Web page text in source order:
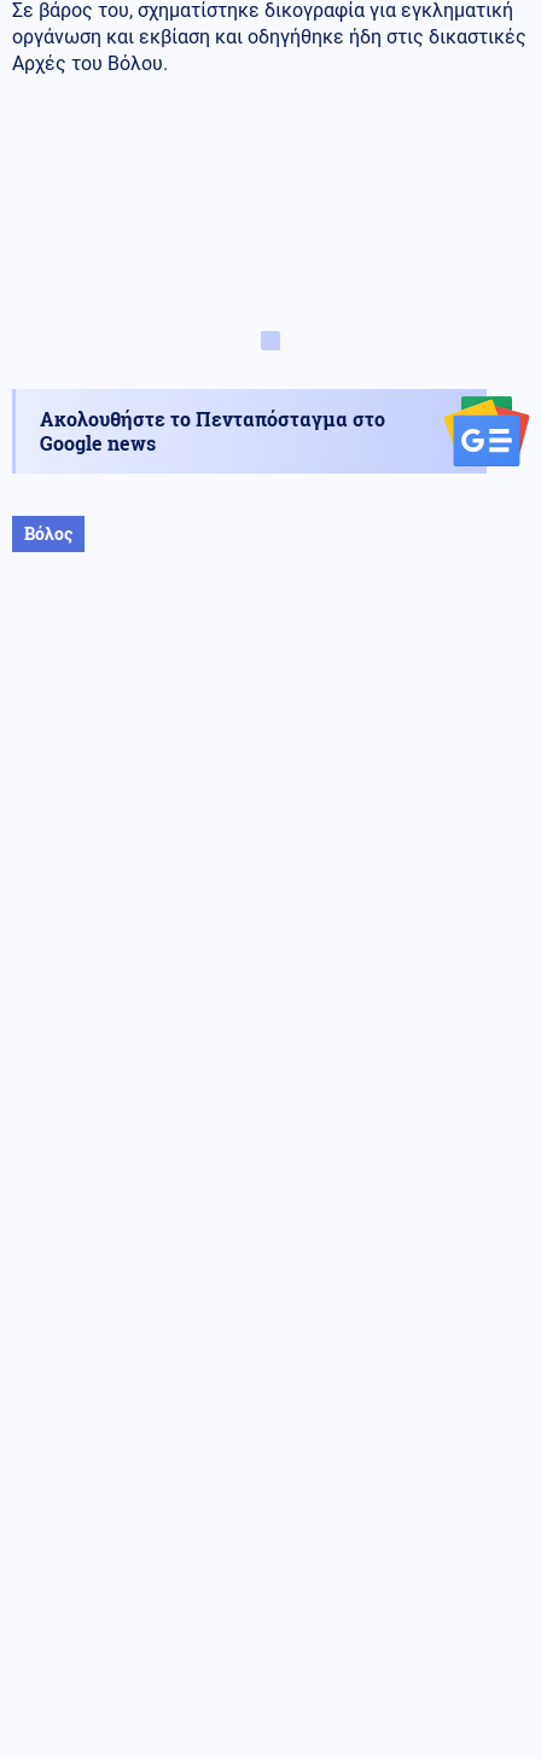
Σε βάρος του, σχηματίστηκε δικογραφία για εγκληματική
οργάνωση και εκβίαση και οδηγήθηκε ήδη στις δικαστικές
Αρχές του Βόλου.
Ακολουθήστε το Πενταπόσταγμα στο
Google news
Βόλος